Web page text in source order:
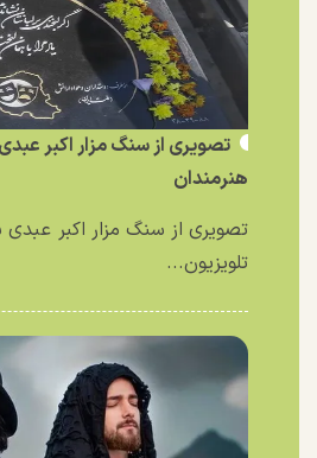
تصویری از سنگ مزار اکبر
هنرمندان
تصویری از سنگ مزار اکبر عبدی
تلویزیون...